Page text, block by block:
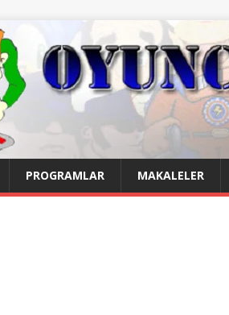
PROGRAMLAR MAKALELER